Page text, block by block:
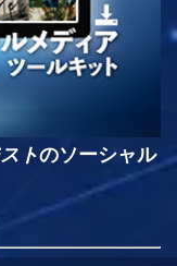
トのソーシャル